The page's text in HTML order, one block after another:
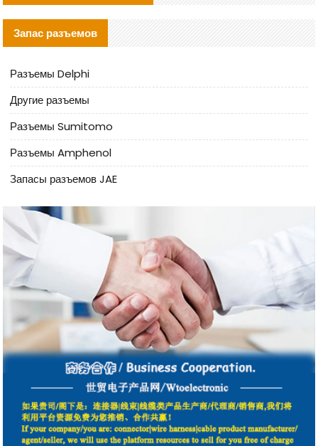
Запас разъемов
Разъемы Delphi
Другие разъемы
Разъемы Sumitomo
Разъемы Amphenol
Запасы разъемов JAE